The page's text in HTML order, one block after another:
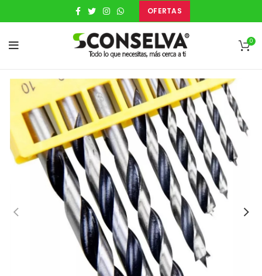
OFERTAS
0